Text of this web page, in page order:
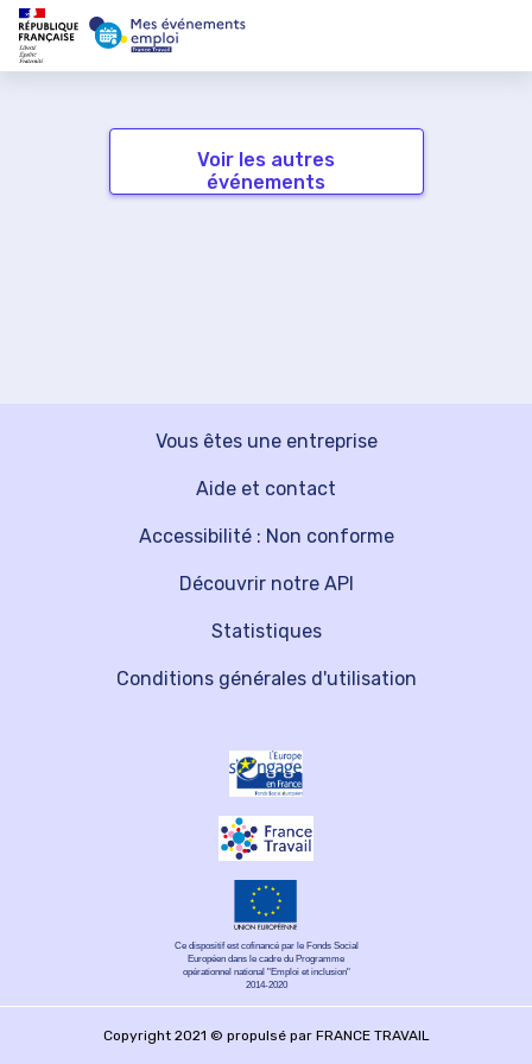
Voir les autres
événements
Vous êtes une entreprise
Découvrir notre API
Aide et contact
Statistiques
Accessibilité : Non conforme
Conditions générales d'utilisation
Ce dispositif est cofinancé par le Fonds Social
Européen dans le cadre du Programme
opérationnel national "Emploi et inclusion"
2014-2020
Copyright 2021 © propulsé par FRANCE TRAVAIL